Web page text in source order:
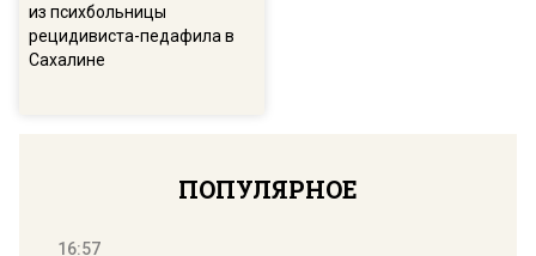
из психбольницы
рецидивиста-педафила в
Сахалине
ПОПУЛЯРНОЕ
16:57